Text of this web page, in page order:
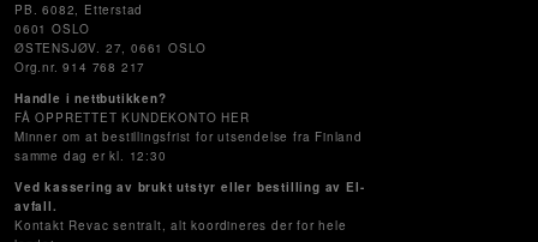
PB. 6082, Etterstad
0601 OSLO
ØSTENSJØV. 27, 0661 OSLO
Org.nr. 914 768 217
Handle i nettbutikken?
FÅ OPPRETTET KUNDEKONTO HER
Minner om at bestillingsfrist for utsendelse fra Finland
samme dag er kl. 12:30
Ved kassering av brukt utstyr eller bestilling av El-
avfall.
Kontakt Revac sentralt, alt koordineres der for hele